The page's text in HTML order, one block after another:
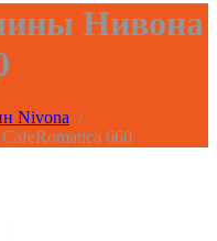
Нивона
Nivona /
660